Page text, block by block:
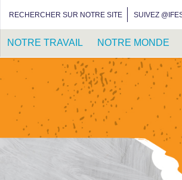
RECHERCHER SUR NOTRE SITE SUIVEZ
NOTRE TRAVAIL NOTRE MONDE